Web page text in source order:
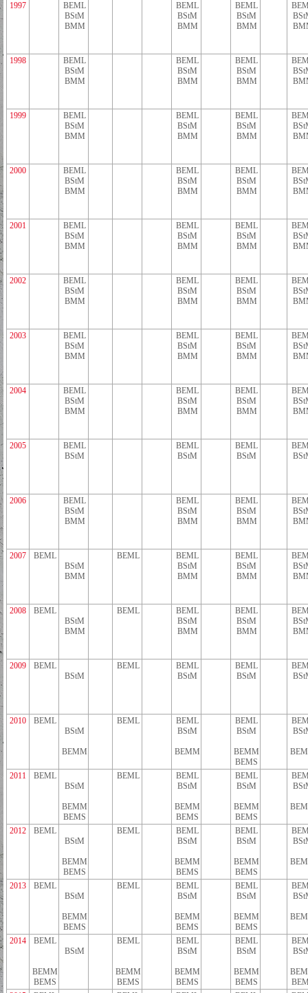
1997
BEML
BStM
BMM
BEML
BStM
BMM
BEML
BStM
BMM
1998
BEML
BStM
BMM
BEML
BStM
BMM
BEML
BStM
BMM
1999
BEML
BStM
BMM
BEML
BStM
BMM
BEML
BStM
BMM
2000
BEML
BStM
BMM
BEML
BStM
BMM
BEML
BStM
BMM
2001
BEML
BStM
BMM
BEML
BStM
BMM
BEML
BStM
BMM
2002
BEML
BStM
BMM
BEML
BStM
BMM
BEML
BStM
BMM
2003
BEML
BStM
BMM
BEML
BStM
BMM
BEML
BStM
BMM
2004
BEML
BStM
BMM
BEML
BStM
BMM
BEML
BStM
BMM
2005
BEML
BStM
BEML
BStM
BEML
BStM
2006
BEML
BStM
BMM
BEML
BStM
BMM
BEML
BStM
BMM
2007
BEML
BStM
BMM
BEML
BEML
BStM
BMM
BEML
BStM
BMM
2008
BEML
BStM
BMM
BEML
BEML
BStM
BMM
BEML
BStM
BMM
2009
BEML
BStM
BEML
BEML
BStM
BEML
BStM
2010
BEML
BStM
BEMM
BEML
BEML
BStM
BEMM
BEML
BStM
BEMM
BEMS
2011
BEML
BStM
BEMM
BEMS
BEML
BEML
BStM
BEMM
BEMS
BEML
BStM
BEMM
BEMS
2012
BEML
BStM
BEMM
BEMS
BEML
BEML
BStM
BEMM
BEMS
BEML
BStM
BEMM
BEMS
2013
BEML
BStM
BEMM
BEMS
BEML
BEML
BStM
BEMM
BEMS
BEML
BStM
BEMM
BEMS
2014 BEML
BEMM
BEMS
BStM
BEML
BEMM
BEMS
BEML
BStM
BEMM
BEMS
BEML
BStM
BEMM
BEMS